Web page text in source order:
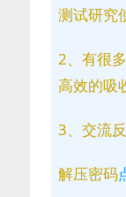
测试研究
2、有很
高效的吸
3、交流
解压密码